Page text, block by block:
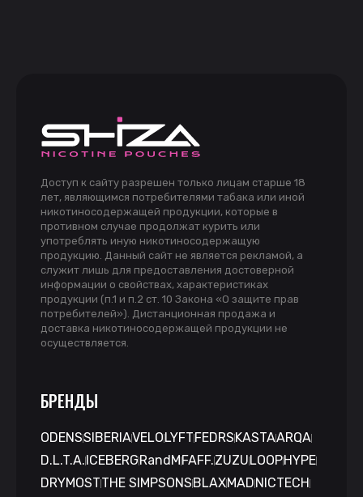
Доступ к сайту разрешен только лицам старше 18
лет, являющимся потребителями табака или иной
никотиносодержащей продукции, которые в
противном случае продолжат курить или
употреблять иную никотиносодержащую
продукцию. Данный сайт не является рекламой, а
служит лишь для предоставления достоверной
информации о свойствах, характеристиках
продукции (п.1 и п.2 ст. 10 Закона «О защите прав
потребителей»). Дистанционная продажа и
доставка никотиносодержащей продукции не
осуществляется.
БРЕНДЫ
ODENSSIBERIAVELO LYFT FEDRS KASTAARQA
D.L.T.A. ICEBERG RandM FAFF.ZUZU LOOPHYPE
DRYMOSTTHE SIMPSONS BLAXMAD NICTECH